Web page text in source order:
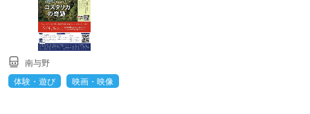
南与野
体験・遊び
映画・映像